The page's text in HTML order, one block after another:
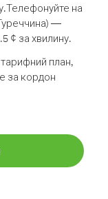
Телефонуйте на
—
¢ за хвилину.
план,
за кордон